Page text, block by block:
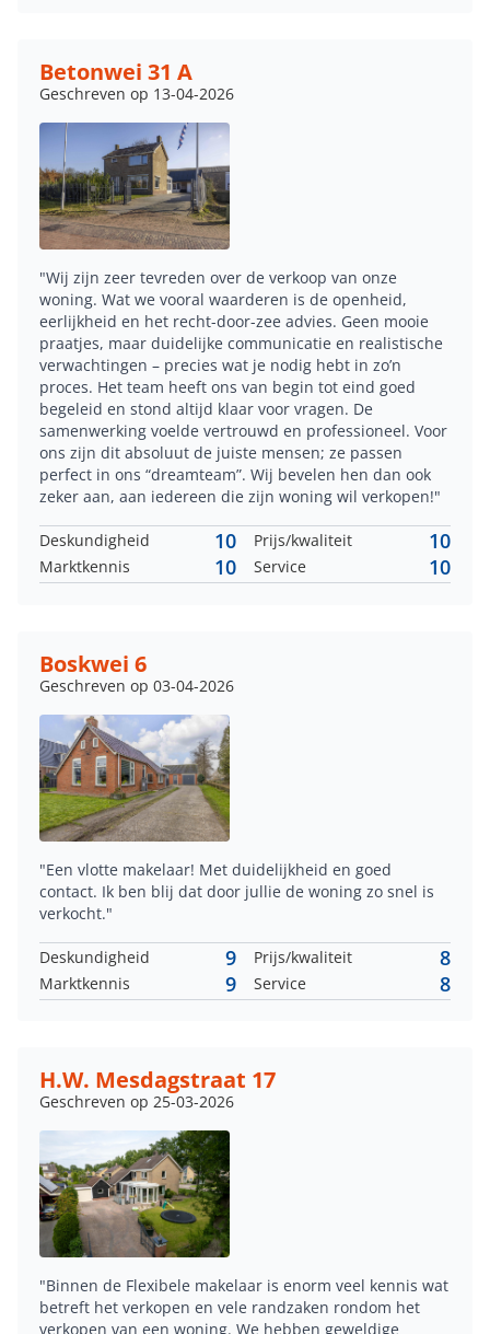
Betonwei 31 A
Geschreven op 13-04-2026
"Wij zijn zeer tevreden over de verkoop van onze
woning. Wat we vooral waarderen is de openheid,
eerlijkheid en het recht-door-zee advies. Geen mooie
praatjes, maar duidelijke communicatie en realistische
verwachtingen – precies wat je nodig hebt in zo’n
proces. Het team heeft ons van begin tot eind goed
begeleid en stond altijd klaar voor vragen. De
samenwerking voelde vertrouwd en professioneel. Voor
ons zijn dit absoluut de juiste mensen; ze passen
perfect in ons “dreamteam”. Wij bevelen hen dan ook
zeker aan, aan iedereen die zijn woning wil verkopen!"
Deskundigheid 10 Prijs/kwaliteit 10
Marktkennis 10 Service 10
Boskwei 6
Geschreven op 03-04-2026
"Een vlotte makelaar! Met duidelijkheid en goed
contact. Ik ben blij dat door jullie de woning zo snel is
verkocht."
Deskundigheid 9 Prijs/kwaliteit 8
Marktkennis 9 Service 8
H.W. Mesdagstraat 17
Geschreven op 25-03-2026
"Binnen de Flexibele makelaar is enorm veel kennis wat
betreft het verkopen en vele randzaken rondom het
verkopen van een woning. We hebben geweldige